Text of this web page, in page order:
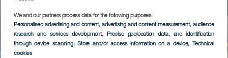
We and our partners process data for the following purposes:
Personalised advertising and content, advertising and content measurement, audience
research and services development, Precise geolocation data, and identification
through device scanning, Store and/or access information on a device, Technical
cookies